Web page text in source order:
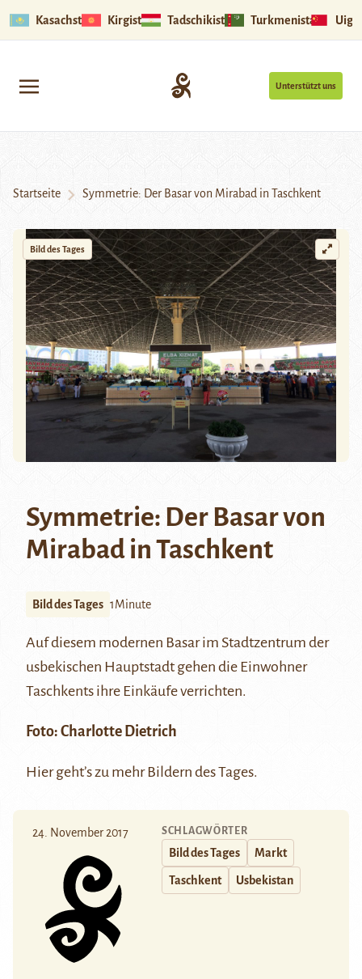
Kasachstan Kirgistan Tadschikistan Turkmenistan
Unterstützt uns
Startseite Symmetrie: Der Basar von Mirabad in Taschkent
Bild des Tages
Symmetrie: Der Basar von
Mirabad in Taschkent
Bild des Tages 1Minute
Auf diesem modernen Basar im Stadtzentrum der
usbekischen Hauptstadt gehen die Einwohner
Taschkents ihre Einkäufe verrichten.
Foto: Charlotte Dietrich
Hiergeht’s zu mehr Bildern des Tages.
24. November 2017 SCHLAGWÖRTER
Bild des Tages Markt
Taschkent Usbekistan